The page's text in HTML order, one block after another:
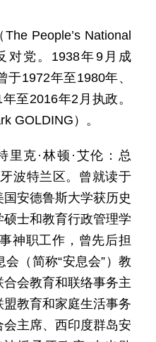
People’s National
对党。1938年9月成
1972年至1980年、
至2016年2月执政。
GOLDING）。
里克·林顿·艾伦：总
波特兰区。曾就读于
安德鲁斯大学获历史
士和教育行政管理学
神职工作，曾先后担
（简称“安息会”）教
会教育和联络事务主
教育和家庭生活事务
主席、西印度群岛安